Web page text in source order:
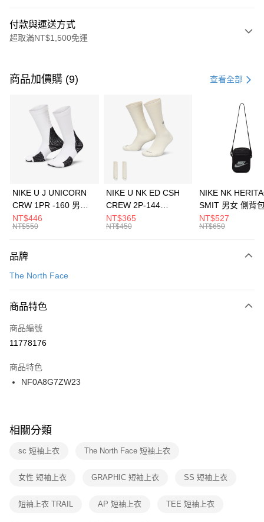
付款與運送方式
超取滿NT$1,500免運
信用卡一次付款
3 期 0 利率 每期 21家銀行
合作金庫商業銀行
第一商業銀行
華南商業銀行
彰化商業銀行
上海商業儲蓄銀行
元大商業銀行
台灣樂天信用卡公司
Apple Pay
全盈+PAY
AFTEE先享後付
【關於「AFTEE先享後付」】
便利好安心！
３．安心：先確認商品／服務後，再付款。
【「AFTEE先享後付」結帳流程】
１．於結帳方式選擇「AFTEE先享後付」後，將跳轉至「AFTEE先享後付」
２．訂單成立數日內，您將收到繳費通知簡訊。
３．收到繳費通知簡訊後14天內，點擊此簡訊中的連結，可透過四大超商／
ATM／網路銀行／等多元方式進行付款，方視為交易完成。
※ 交易是否成功請以「AFTEE先享後付 」之結帳頁面顯示為準，若有關於
是否繳費成功／繳費後需取消欲退款等相關疑問，請聯繫「AFTEE先享後付
客戶支援中心」
https://netprotections.freshdesk.com/support/home
１．透過由恩沛科技股份有限公司提供之「AFTEE先享後付」服務完成之交
權轉讓予恩沛科技股份有限公司。
運送方式
每筆NT$100，滿NT$1,500(含以上)免運費
宅配
每筆NT$100，滿NT$1,500(含以上)免運費
付款後門市自取
每筆NT$100，滿NT$1,500(含以上)免運費
商品加價購 (9) 查看全部
NIKE U J UNICORN
CRW 1PR -160 男女
中統襪 FZ3393100
NT$446
NT$550
NIKE U NK ED CSH
CREW 2P-144
EMBRDY 男女 短統襪
FZ3073133
NT$365
NT$450
NIKE NK
SMIT 男女 側背
BA5871010
NT$527
NT$650
品牌
The North Face
商品特色
商品編號
11778176
商品特色
NF0A8G7ZW23
相關分類
sc 短袖上衣 The North Face 短袖上衣
女性 短袖上衣 GRAPHIC 短袖上衣 SS 短袖上衣
短袖上衣 TRAIL AP 短袖上衣 TEE 短袖上衣